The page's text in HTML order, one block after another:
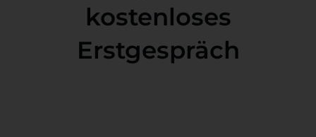
kostenloses
Erstgespräch